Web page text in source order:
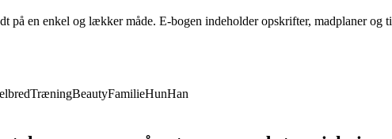
på en enkel og lækker måde. E-bogen indeholder opskrifter, madplaner og
TræningBeautyFamilieHunHan